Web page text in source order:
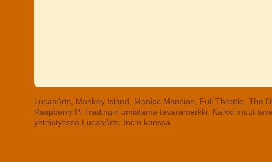
LucasArts, Monkey Island, Maniac Mansion, Full Throttle, The
Raspberry Pi Tradingin omistama tavaramerkki. Kaikki muut
yhteistyössä LucasArts, Inc:n kanssa.